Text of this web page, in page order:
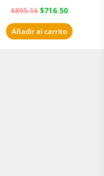
$895.16$716.50
Añadir al carrito